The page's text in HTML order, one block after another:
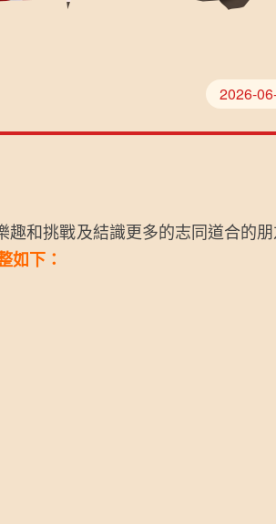
2026-
和挑戰及結識更多的志同道合的
如下：